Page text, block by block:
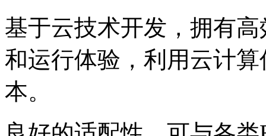
基于云技术开发，拥有
和运行体验，利用云计
本。